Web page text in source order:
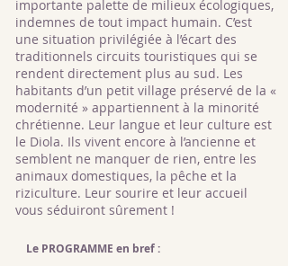
importante palette de milieux écologiques,
indemnes de tout impact humain. C’est
une situation privilégiée à l’écart des
traditionnels circuits touristiques qui se
rendent directement plus au sud. Les
habitants d’un petit village préservé de la «
modernité » appartiennent à la minorité
chrétienne. Leur langue et leur culture est
le Diola. Ils vivent encore à l’ancienne et
semblent ne manquer de rien, entre les
animaux domestiques, la pêche et la
riziculture. Leur sourire et leur accueil
vous séduiront sûrement !
Le PROGRAMME en bref :